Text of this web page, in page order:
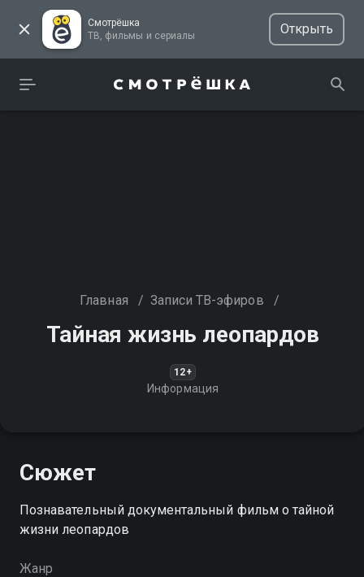
Смотрёшка
ТВ, фильмы и сериалы
Открыть
Главная / Записи ТВ-эфиров /
Тайная жизнь леопардов
12+
Информация
Сюжет
Познавательный документальный фильм о тайной
жизни леопардов
Жанр